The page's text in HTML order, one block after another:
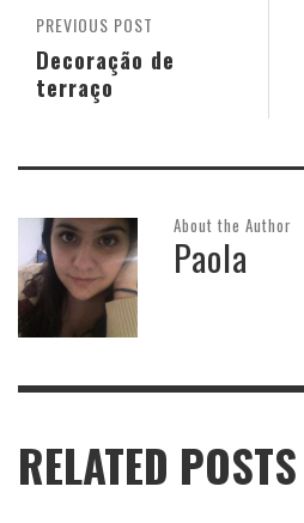
PREVIOUS POST
Decoração de
terraço
About the Author
Paola
RELATED POSTS